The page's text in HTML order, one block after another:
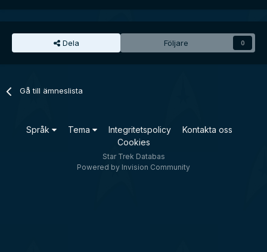
Dela Följare 0
Gå till ämneslista
Språk Tema Integritetspolicy
Kontakta oss
Cookies
Star Trek Databas
Powered by Invision Community